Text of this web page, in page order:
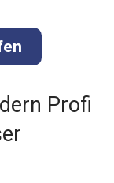
Profi